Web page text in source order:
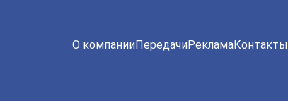
О компанииПередачиРекламаКонтакты